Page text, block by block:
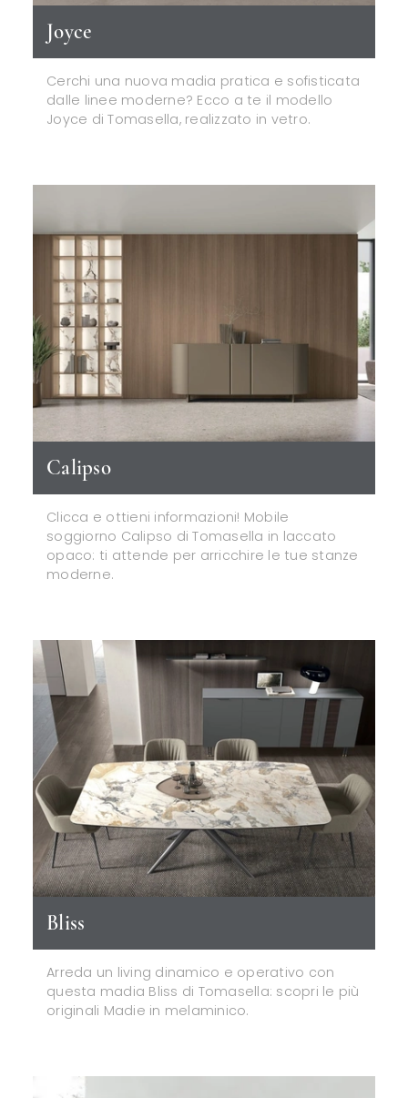
Joyce
Cerchi una nuova madia pratica e sofisticata
dalle linee moderne? Ecco a te il modello
Joyce di Tomasella, realizzato in vetro.
Calipso
Clicca e ottieni informazioni! Mobile
soggiorno Calipso di Tomasella in laccato
opaco: ti attende per arricchire le tue stanze
moderne.
Bliss
Arreda un living dinamico e operativo con
questa madia Bliss di Tomasella: scopri le più
originali Madie in melaminico.